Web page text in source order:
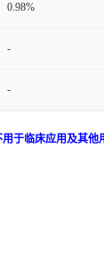
0.98%
-
-
用于临床应用及其他